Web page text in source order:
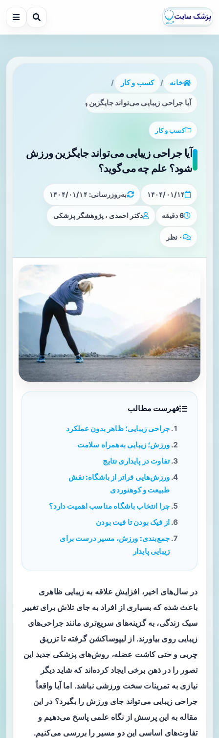
خانه / کسب و کار /
آیا جراحی زیبایی می‌تواند جایگزین ورزش شود؟ علم چه
کسب و کار
آیا جراحی زیبایی می‌تواند جایگزین ورزش
شود؟ علم چه می‌گوید؟
۱۴۰۴/۰۱/۱۴ به‌روزرسانی: ۱۴۰۴/۰۱/۱۴
6 دقیقه دکتر احمدی ، پژوهشگر پزشکی
۰ نظر
فهرست مطالب
جراحی زیبایی؛ ظاهر بدون عملکرد
ورزش؛ زیبایی به‌همراه سلامت
تفاوت در پایداری نتایج
ورزش‌هایی فراتر از باشگاه: نقش
طبیعت و کوهنوردی
چرا انتخاب باشگاه مناسب اهمیت دارد؟
از فیک بودن تا فیت بودن
جمع‌بندی: ورزش، مسیر درست برای
زیبایی پایدار
در سال‌های اخیر، افزایش علاقه به زیبایی ظاهری
باعث شده که بسیاری از افراد به جای تلاش برای تغییر
سبک زندگی، به گزینه‌های سریع‌تری مانند جراحی‌های
زیبایی روی بیاورند. از لیپوساکشن گرفته تا تزریق
چربی و حتی کاشت عضله، روش‌های پزشکی جدید این
تصور را در ذهن برخی ایجاد کرده‌اند که شاید دیگر
نیازی به تمرینات سخت ورزشی نباشد. اما آیا واقعاً
جراحی زیبایی می‌تواند جای ورزش را بگیرد؟ در این
مقاله به این پرسش از نگاه علمی پاسخ می‌دهیم و
تفاوت‌های اساسی این دو مسیر را بررسی می‌کنیم.